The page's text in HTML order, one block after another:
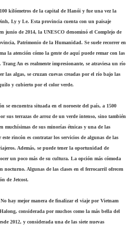
kilómetros de la capital de Hanói y fue una vez la
Ly y Le. Esta provincia cuenta con un paisaje
junio de 2014, la UNESCO denominó el Complejo de
Patrimonio de la Humanidad. Se suele recorrer en
la atención cómo la gente de aquí puede remar con las
An es realmente impresionante, se atraviesa un río
las algas, se cruzan cuevas creadas por el río bajo las
y cubierto por el color verde.
se encuentra situada en el noroeste del país, a 1500
sus terrazas de arroz de un verde intenso, sino también
de sus minorías étnicas y una de las
rincón es contratar los servicios de algunas de las
Además, se puede tener la oportunidad de
un poco más de su cultura. La opción más cómoda
nocturno. Algunas de las clases en el ferrocarril ofrecen
de Jetcost.
No hay mejor manera de finalizar el viaje por Vietnam
considerada por muchos como la más bella del
2012, y considerada una de las siete nuevas